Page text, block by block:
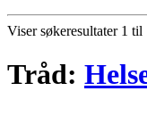
Viser søkeresultater 1 til
Tråd: